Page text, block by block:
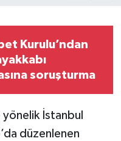
Kurulu’ndan
soruşturma
İstanbul
düzenlenen